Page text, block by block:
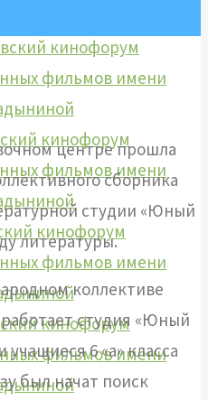
кинофорум
фильмов имени
кинофорум
фильмов имени
кинофорум
фильмов имени
кинофорум
фильмов имени
центре прошла
сборника
студии «Юный
литературы.
коллективе
студия «Юный
6 «а» класса
был начат поиск